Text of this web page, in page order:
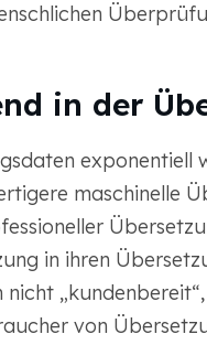
in der
exponentiell
maschinelle
in ihren
von